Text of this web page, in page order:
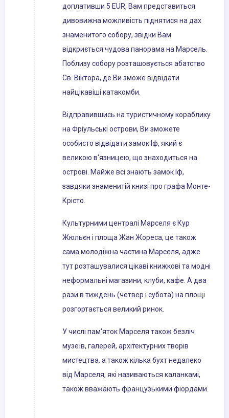
доплативши 5 EUR, Вам представиться
дивовижна можливість піднятися на дах
знаменитого собору, звідки Вам
відкриється чудова панорама на Марсель.
Поблизу собору розташовується абатство
Св. Віктора, де Ви зможе відвідати
найцікавіші катакомби.
Відправившись на туристичному кораблику
на Фріульські острови, Ви зможете
особисто відвідати замок Іф, який є
великою в'язницею, що знаходиться на
острові. Майже всі знають замок Іф,
завдяки знаменитій книзі про графа Монте-
Крісто.
Культурними централі Марселя є Кур
Жюльєн і площа Жан Жореса, це також
сама молодіжна частина Марселя, адже
тут розташувалися цікаві книжкові та модні
неформальні магазини, клуби, кафе. А два
рази в тиждень (четвер і субота) на площі
розгортається великий ринок.
У числі пам'яток Марселя також безліч
музеїв, галерей, архітектурних творів
мистецтва, а також кілька бухт недалеко
від Марселя, які називаються каланкамі,
також вважають французькими фіордами.